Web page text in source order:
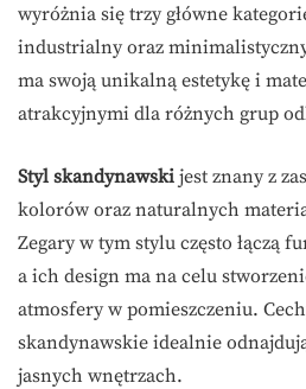
wyróżnia się trzy główne
industrialny oraz
ma swoją unikalną estetykę i
atrakcyjnymi dla różnych grup
Styl skandynawski jest znany z
kolorów oraz naturalnych
Zegary w tym stylu często łączą
a ich design ma na celu
atmosfery w pomieszczeniu.
skandynawskie idealnie
jasnych wnętrzach.